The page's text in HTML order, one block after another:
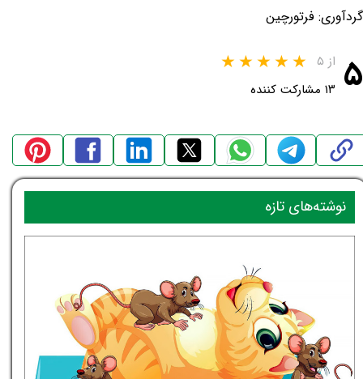
گردآوری: فرتورچین
۵ از ۵
۱۳ مشارکت کننده
نوشته‌های تازه